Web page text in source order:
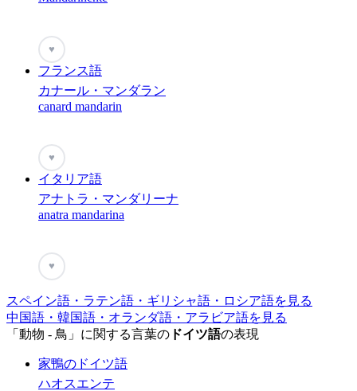
♥
フランス語
カナール・マンダラン
canard mandarin
♥
イタリア語
アナトラ・マンダリーナ
anatra mandarina
♥
スペイン語・ラテン語・ギリシャ語・ロシア語を見る
中国語・韓国語・オランダ語・アラビア語を見る
「動物 - 鳥」に関する言葉の ドイツ語の表現
家鴨のドイツ語
ハオスエンテ